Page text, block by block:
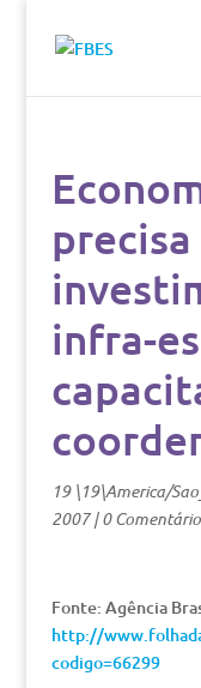
precisa
infra-
19 \19\America/
2007|0
Fonte: Agência
http://
codigo=66299